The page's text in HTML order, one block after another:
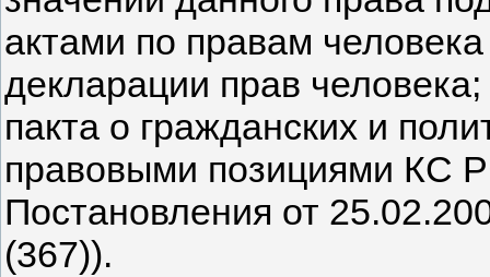
актами по правам
декларации прав
пакта о гражданских и
правовыми позициями КС
Постановления от
(367)).